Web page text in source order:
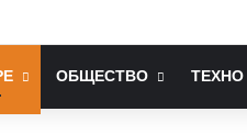
він та чим відомий
ОБЩЕСТВО ТЕХНО